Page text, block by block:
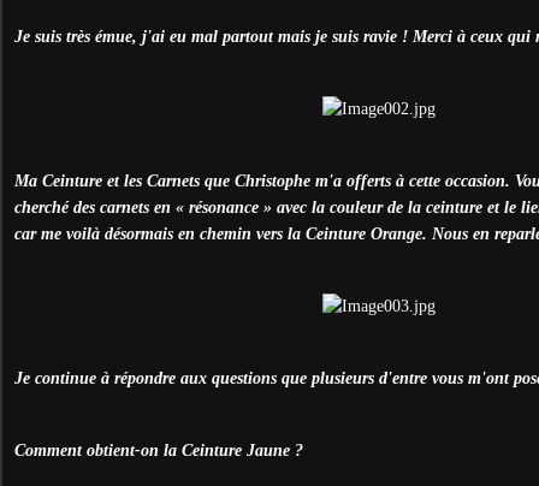
Je suis très émue, j'ai eu mal partout mais je suis ravie ! Merci à ceux
Ma Ceinture et les Carnets que Christophe m'a offerts à cette occasion.
cherché des carnets en « résonance » avec la couleur de la ceinture et le
car me voilà désormais en chemin vers la Ceinture Orange. Nous en
Je continue à répondre aux questions que plusieurs d'entre vous m'ont
Comment obtient-on la Ceinture Jaune ?